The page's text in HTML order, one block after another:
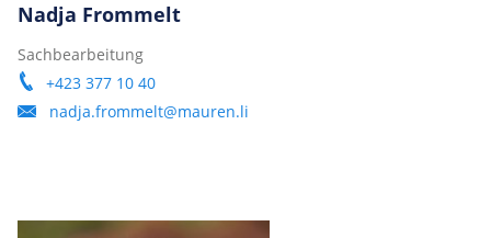
Nadja Frommelt
Sachbearbeitung
+423 377 10 40
nadja.frommelt@mauren.li